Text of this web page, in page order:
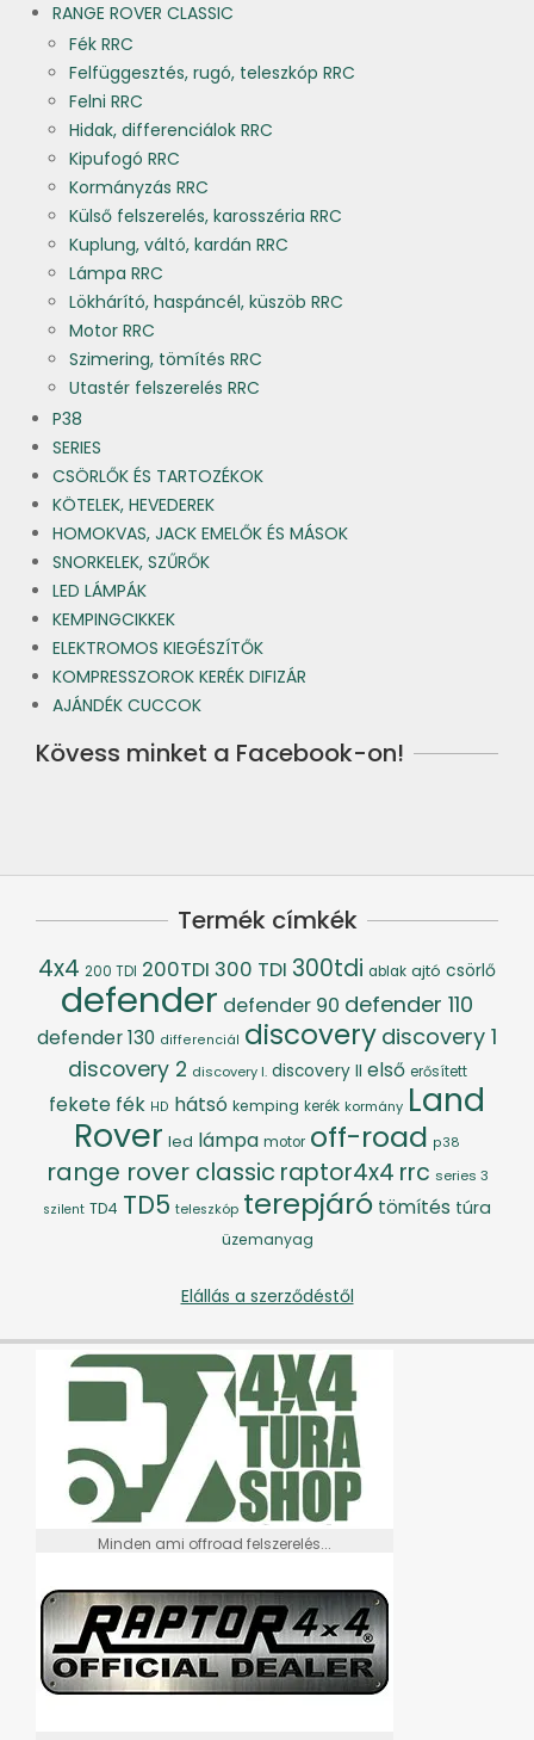
RANGE ROVER CLASSIC
Fék RRC
Felfüggesztés, rugó, teleszkóp RRC
Felni RRC
Hidak, differenciálok RRC
Kipufogó RRC
Kormányzás RRC
Külső felszerelés, karosszéria RRC
Kuplung, váltó, kardán RRC
Lámpa RRC
Lökhárító, haspáncél, küszöb RRC
Motor RRC
Szimering, tömítés RRC
Utastér felszerelés RRC
P38
SERIES
CSÖRLŐK ÉS TARTOZÉKOK
KÖTELEK, HEVEDEREK
HOMOKVAS, JACK EMELŐK ÉS MÁSOK
SNORKELEK, SZŰRŐK
LED LÁMPÁK
KEMPINGCIKKEK
ELEKTROMOS KIEGÉSZÍTŐK
KOMPRESSZOROK KERÉK DIFIZÁR
AJÁNDÉK CUCCOK
Kövess minket a Facebook-on!
Termék címkék
4x4 200 TDI 200TDI 300 TDI 300tdi ablak ajtó csörlő
defender defender 90 defender 110
defender 130 differenciál discovery discovery 1
discovery 2 discovery I. discovery II első erősített
fekete fék HD hátsó kemping kerék kormány Land
Rover led lámpa motor off-road p38
range rover classic raptor4x4 rrc series 3
szilent TD4 TD5 teleszkóp terepjáró tömítés túra
üzemanyag
Elállás a szerződéstől
Minden ami offroad felszerelés...